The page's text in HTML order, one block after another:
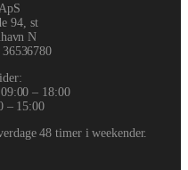
94, st
N
36536780
– 18:00
– 15:00
48 timer i weekender.